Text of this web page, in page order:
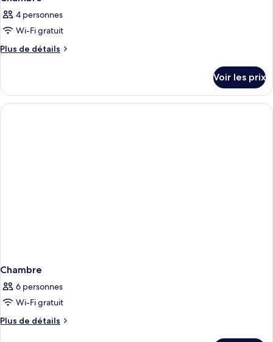
4 personnes
Wi-Fi gratuit
Plus de détails
Plus
le
type
de
Voir les prix
Chambre
6 personnes
Wi-Fi gratuit
Plus de détails
Plus